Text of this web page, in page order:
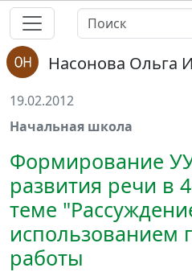
Насонова Ольга
19.02.2012
Начальная школа
Формирование
развития речи в
теме
использованием
работы